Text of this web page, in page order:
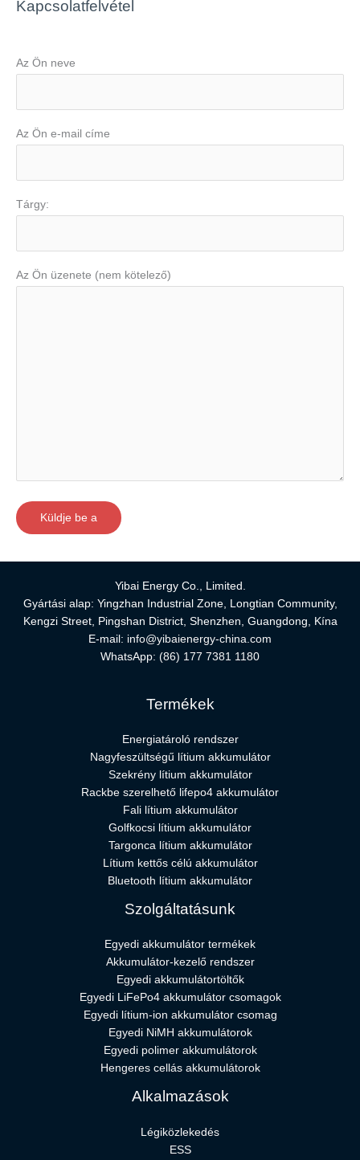
Kapcsolatfelvétel
Az Ön neve
Az Ön e-mail címe
Tárgy:
Az Ön üzenete (nem kötelező)
Yibai Energy Co., Limited.
Gyártási alap: Yingzhan Industrial Zone, Longtian Community,
Kengzi Street, Pingshan District, Shenzhen, Guangdong, Kína
E-mail: info@yibaienergy-china.com
WhatsApp: (86) 177 7381 1180
Termékek
Energiatároló rendszer
Nagyfeszültségű lítium akkumulátor
Szekrény lítium akkumulátor
Rackbe szerelhető lifepo4 akkumulátor
Fali lítium akkumulátor
Golfkocsi lítium akkumulátor
Targonca lítium akkumulátor
Lítium kettős célú akkumulátor
Bluetooth lítium akkumulátor
Szolgáltatásunk
Egyedi akkumulátor termékek
Akkumulátor-kezelő rendszer
Egyedi akkumulátortöltők
Egyedi LiFePo4 akkumulátor csomagok
Egyedi lítium-ion akkumulátor csomag
Egyedi NiMH akkumulátorok
Egyedi polimer akkumulátorok
Hengeres cellás akkumulátorok
Alkalmazások
Légiközlekedés
ESS